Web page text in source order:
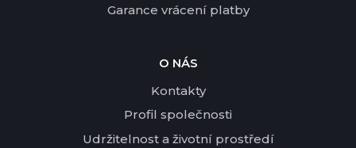
Garance vrácení platby
O NÁS
Kontakty
Profil společnosti
Udržitelnost a životní prostředí